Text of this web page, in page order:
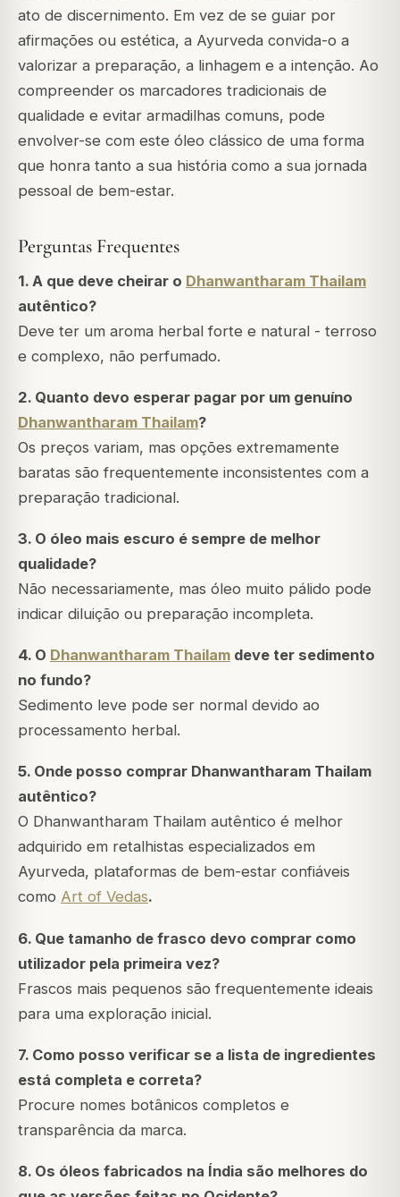
ato de discernimento. Em vez de se guiar por
afirmações ou estética, a Ayurveda convida-o a
valorizar a preparação, a linhagem e a intenção. Ao
compreender os marcadores tradicionais de
qualidade e evitar armadilhas comuns, pode
envolver-se com este óleo clássico de uma forma
que honra tanto a sua história como a sua jornada
pessoal de bem-estar.
Perguntas Frequentes
1. A que deve cheirar o Dhanwantharam Thailam
autêntico?
Deve ter um aroma herbal forte e natural - terroso
e complexo, não perfumado.
2. Quanto devo esperar pagar por um genuíno
Dhanwantharam Thailam?
Os preços variam, mas opções extremamente
baratas são frequentemente inconsistentes com a
preparação tradicional.
3. O óleo mais escuro é sempre de melhor
qualidade?
Não necessariamente, mas óleo muito pálido pode
indicar diluição ou preparação incompleta.
4. O Dhanwantharam Thailam deve ter sedimento
no fundo?
Sedimento leve pode ser normal devido ao
processamento herbal.
5. Onde posso comprar Dhanwantharam Thailam
autêntico?
O Dhanwantharam Thailam autêntico é melhor
adquirido em retalhistas especializados em
Ayurveda, plataformas de bem-estar confiáveis
como Art of Vedas.
6. Que tamanho de frasco devo comprar como
utilizador pela primeira vez?
Frascos mais pequenos são frequentemente ideais
para uma exploração inicial.
7. Como posso verificar se a lista de ingredientes
está completa e correta?
Procure nomes botânicos completos e
transparência da marca.
8. Os óleos fabricados na Índia são melhores do